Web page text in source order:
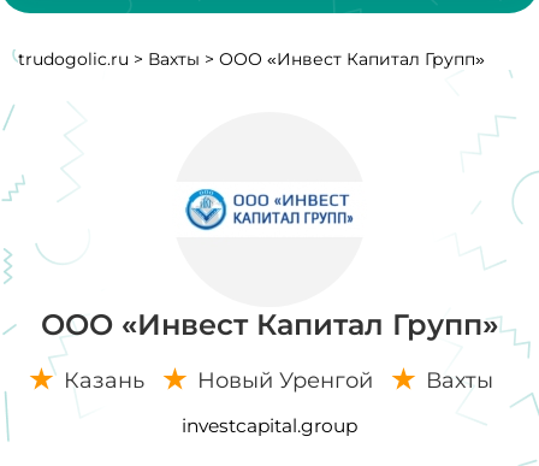
trudogolic.ru > Вахты > ООО «Инвест Капитал Групп»
ООО «Инвест Капитал Групп»
Казань Новый Уренгой Вахты
investcapital.group